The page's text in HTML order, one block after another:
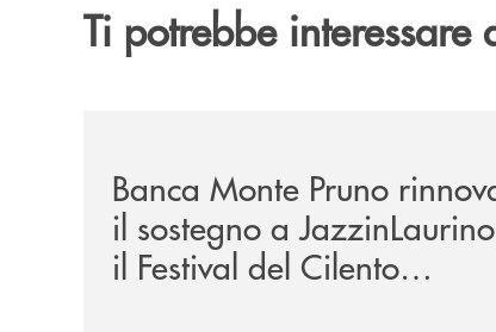
Ti potrebbe interessare
Banca Monte Pruno
il sostegno a
il Festival del Cilento